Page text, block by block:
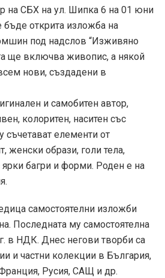
на СБХ на ул. Шипка 6 на 01 юни
бъде открита изложба на
под надслов “Изживяно
ще включва живопис, а някой
нови, създадени в
и самобитен автор,
колоритен, наситен със
съчетават елементи от
женски образи, голи тела,
ярки багри и форми. Роден е на
самостоятелни изложби
Последната му самостоятелна
в НДК. Днес негови творби са
и частни колекции в България,
Русия, САЩ и др.